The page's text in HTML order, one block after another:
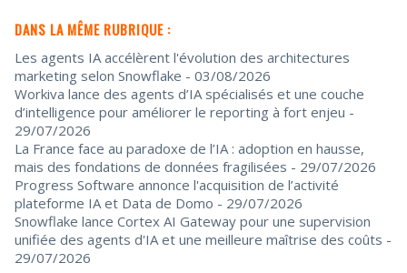
DANS LA MÊME RUBRIQUE :
Les agents IA accélèrent l'évolution des architectures
marketing selon Snowflake - 03/08/2026
Workiva lance des agents d’IA spécialisés et une couche
d’intelligence pour améliorer le reporting à fort enjeu -
29/07/2026
La France face au paradoxe de l’IA : adoption en hausse,
mais des fondations de données fragilisées - 29/07/2026
Progress Software annonce l'acquisition de l’activité
plateforme IA et Data de Domo - 29/07/2026
Snowflake lance Cortex AI Gateway pour une supervision
unifiée des agents d'IA et une meilleure maîtrise des coûts -
29/07/2026